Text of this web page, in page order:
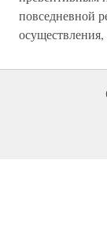
повседневной
осуществления,